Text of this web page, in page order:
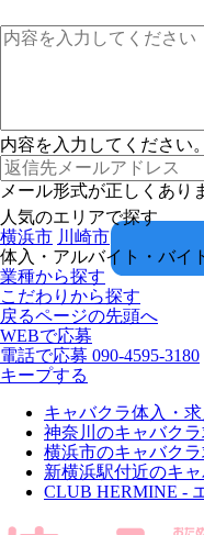
内容を入力してください。
メール形式が正しくあり
人気のエリアで探す
横浜市 川崎市
体入・アルバイト・バイ
業種から探す
こだわりから探す
戻るページの先頭へ
WEBで応募
電話で応募 090-4595-3180
キープする
キャバクラ体入・
神奈川のキャバクラ
横浜市のキャバクラ
新横浜駅付近のキ
CLUB HERMINE -